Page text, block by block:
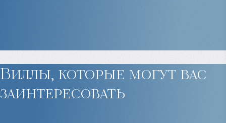
Виллы, которые могут вас
заинтересовать